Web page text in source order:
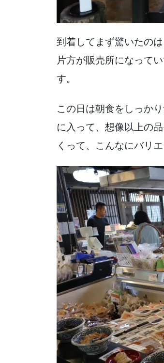
到着してまず驚いたの
片方が販売所になって
す。
この日は朝食をしっか
に入って、想像以上の
くって、こんなにバリ